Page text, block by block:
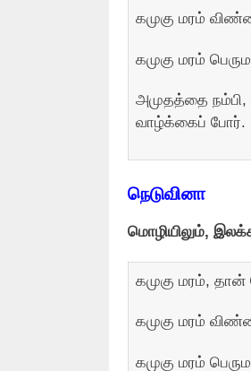
கமுகு மரம்
கமுகு மரம்
அமுதத்தை நம்பி,
வாழ்க்கைப் போர்.
நெடுவினா
மொழியிலும்,
கமுகு மரம்,
கமுகு மரம்
கமுகு மரம்